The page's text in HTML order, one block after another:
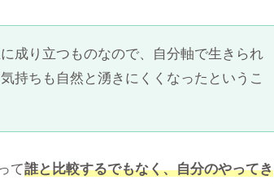
成り立つものなので、自分軸で生きられ
持ちも自然と湧きにくくなったというこ
て誰と比較するでもなく、自分のやってき